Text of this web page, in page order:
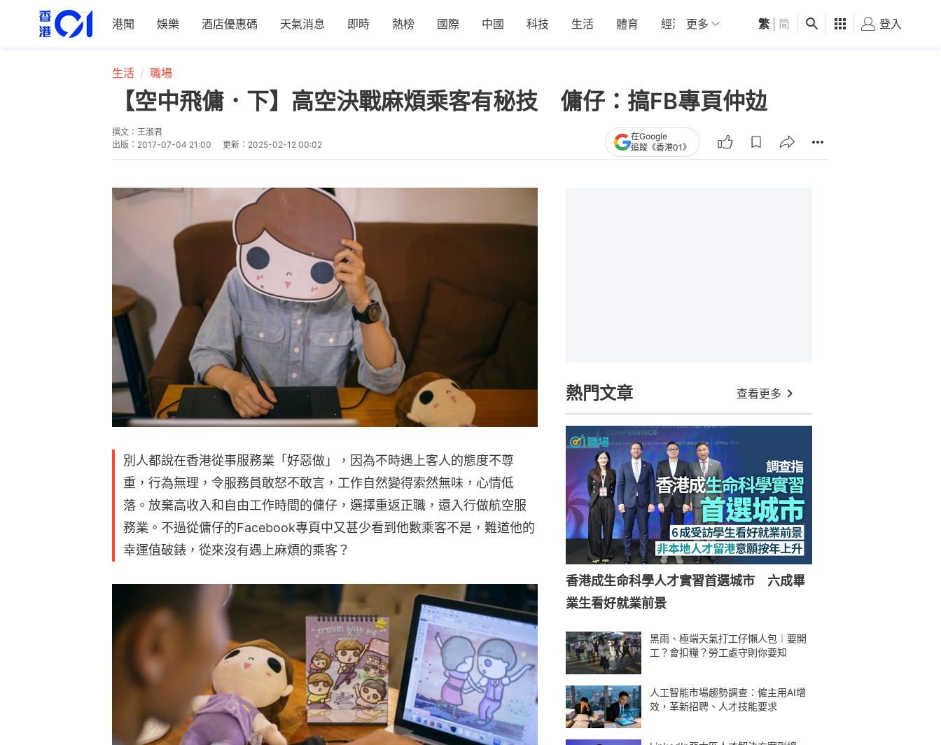
港聞 娛樂 酒店優惠碼 天氣消息 即時 熱榜 國際 中國 科技 生活 體育 經濟 01深圳 觀點 健康 好食玩飛
更多 繁 简 登入
生活 職場
【空中飛傭．下】高空決戰麻煩乘客有秘技 傭仔：搞FB專頁仲攰
撰文： 王淑君
出版： 2017-07-04 21:00 更新： 2025-02-12 00:02
在Google
追蹤《香港01》
別人都說在香港從事服務業「好惡做」，因為不時遇上客人的態度不尊
重，行為無理，令服務員敢怒不敢言，工作自然變得索然無味，心情低
落。放棄高收入和自由工作時間的傭仔，選擇重返正職，還入行做航空服
務業。不過從傭仔的Facebook專頁中又甚少看到他數乘客不是，難道他的
幸運值破錶，從來沒有遇上麻煩的乘客？
熱門文章 查看更多
香港成生命科學人才實習首選城市 六成畢
業生看好就業前景
黑雨、極端天氣打工仔懶人包︱要開
工？會扣糧？勞工處守則你要知
人工智能市場趨勢調查：僱主用AI增
效，革新招聘、人才技能要求